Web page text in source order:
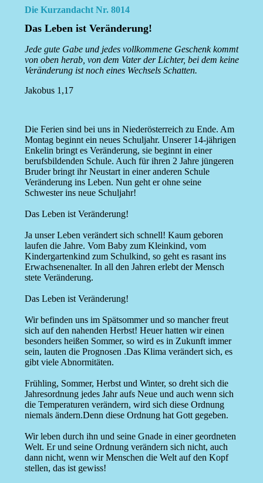
Die Kurzandacht Nr. 8014
Das Leben ist Veränderung!
Jede gute Gabe und jedes vollkommene Geschenk kommt
von oben herab, von dem Vater der Lichter, bei dem keine
Veränderung ist noch eines Wechsels Schatten.
Jakobus 1,17
Die Ferien sind bei uns in Niederösterreich zu Ende. Am
Montag beginnt ein neues Schuljahr. Unserer 14-jährigen
Enkelin bringt es Veränderung, sie beginnt in einer
berufsbildenden Schule. Auch für ihren 2 Jahre jüngeren
Bruder bringt ihr Neustart in einer anderen Schule
Veränderung ins Leben. Nun geht er ohne seine
Schwester ins neue Schuljahr!
Das Leben ist Veränderung!
Ja unser Leben verändert sich schnell! Kaum geboren
laufen die Jahre. Vom Baby zum Kleinkind, vom
Kindergartenkind zum Schulkind, so geht es rasant ins
Erwachsenenalter. In all den Jahren erlebt der Mensch
stete Veränderung.
Das Leben ist Veränderung!
Wir befinden uns im Spätsommer und so mancher freut
sich auf den nahenden Herbst! Heuer hatten wir einen
besonders heißen Sommer, so wird es in Zukunft immer
sein, lauten die Prognosen .Das Klima verändert sich, es
gibt viele Abnormitäten.
Frühling, Sommer, Herbst und Winter, so dreht sich die
Jahresordnung jedes Jahr aufs Neue und auch wenn sich
die Temperaturen verändern, wird sich diese Ordnung
niemals ändern.Denn diese Ordnung hat Gott gegeben.
Wir leben durch ihn und seine Gnade in einer geordneten
Welt. Er und seine Ordnung verändern sich nicht, auch
dann nicht, wenn wir Menschen die Welt auf den Kopf
stellen, das ist gewiss!